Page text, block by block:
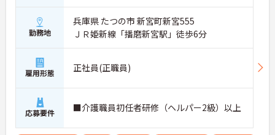
勤務地
兵庫県 たつの市 新宮町新宮555
ＪＲ姫新線「播磨新宮駅」徒歩6分
雇用形態 正社員(正職員)
応募要件 ■介護職員初任者研修（ヘルパー2級）以上